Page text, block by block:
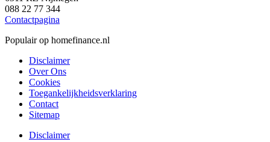
088 22 77 344
Contactpagina
Populair op homefinance.nl
Disclaimer
Over Ons
Cookies
Toegankelijkheidsverklaring
Contact
Sitemap
Disclaimer